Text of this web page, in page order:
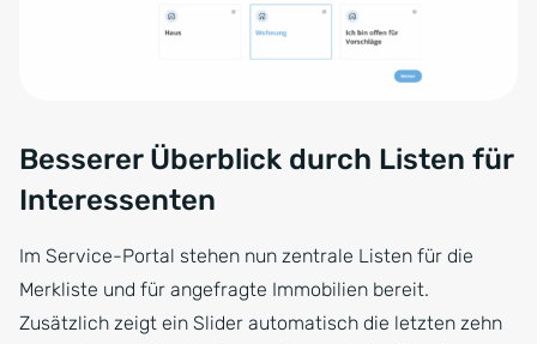
Besserer Überblick durch Listen für
Interessenten
Im Service-Portal stehen nun zentrale Listen für die
Merkliste und für angefragte Immobilien bereit.
Zusätzlich zeigt ein Slider automatisch die letzten zehn